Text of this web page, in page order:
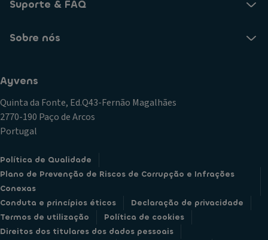
Suporte & FAQ
Sobre nós
Ayvens
Quinta da Fonte, Ed.Q43-Fernão Magalhães
2770-190 Paço de Arcos
Portugal
Política de Qualidade
Plano de Prevenção de Riscos de Corrupção e Infrações
Conexas
Conduta e princípios éticos
Declaração de privacidade
Termos de utilização
Política de cookies
Direitos dos titulares dos dados pessoais